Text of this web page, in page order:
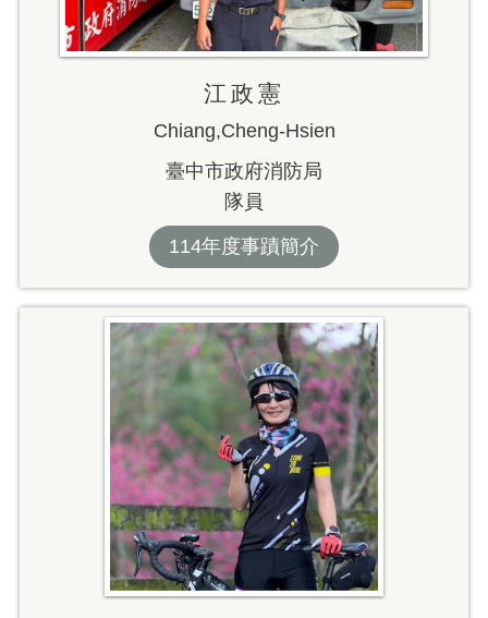
江政憲
Chiang,Cheng-Hsien
臺中市政府消防局
隊員
114年度事蹟簡介